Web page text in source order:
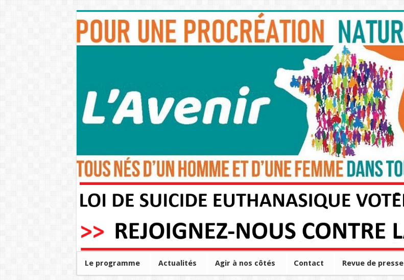
Le programme Actualités Agir à nos côtés Contact Revue de presse